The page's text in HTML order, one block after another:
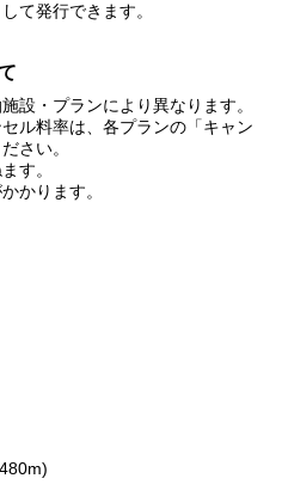
て発行できます。
設・プランにより異なります。
ル料率は、各プランの「キャン
さい。
す。
かります。